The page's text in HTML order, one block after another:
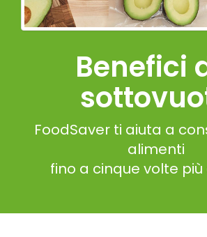
Benefici
FoodSaver ti aiuta a
alimenti
fino a cinque volte più